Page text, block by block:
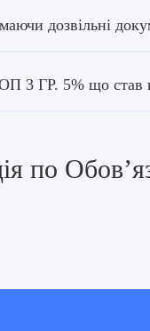
дозвільні
3 ГР. 5% що став
по